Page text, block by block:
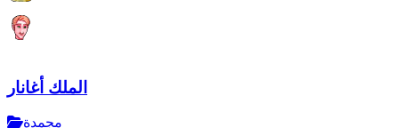
الملك أغانار
مجمدة